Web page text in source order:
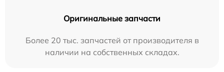
Оригинальные запчасти
Более 20 тыс. запчастей от производителя в
наличии на собственных складах.